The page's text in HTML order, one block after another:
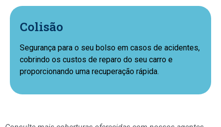
Colisão
Segurança para o seu bolso em casos de acidentes,
cobrindo os custos de reparo do seu carro e
proporcionando uma recuperação rápida.